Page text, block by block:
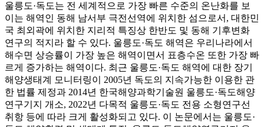
울릉도·독도는 전 세계적으로 가장 빠른 수준의 온난화를 보
이는 해역인 동해 남서부 극전선역에 위치한 섬으로서, 대한민
국 최외곽에 위치한 지리적 특징상 한반도 및 동해 기후변화
연구의 적지라 할 수 있다. 울릉도·독도 해역은 우리나라에서
해수면 상승률이 가장 높은 해역이면서 표층수온 또한 가장 빠
르게 증가하는 해역이다. 최근 울릉도·독도 해역에 대한 장기
해양생태계 모니터링이 2005년 독도의 지속가능한 이용한 관
한 법률 제정과 2014년 한국해양과학기술원 울릉도·독도해양
연구기지 개소, 2022년 다목적 울릉도·독도 전용 소형연구선
취항 등에 따라 크게 활성화되고 있다. 이 논문에서는 울릉도·